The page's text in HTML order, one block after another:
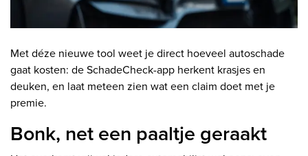
Met déze nieuwe tool weet je direct hoeveel autoschade
gaat kosten: de SchadeCheck-app herkent krasjes en
deuken, en laat meteen zien wat een claim doet met je
premie.
Bonk, net een paaltje geraakt